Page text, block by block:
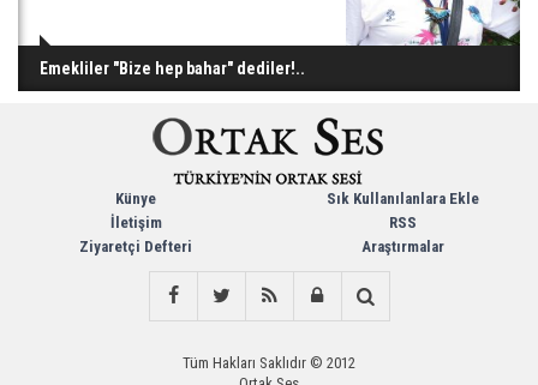
Emekliler "Bize hep bahar" dediler!..
Künye
İletişim
Ziyaretçi Defteri
Sık Kullanılanlara Ekle
RSS
Araştırmalar
Tüm Hakları Saklıdır © 2012